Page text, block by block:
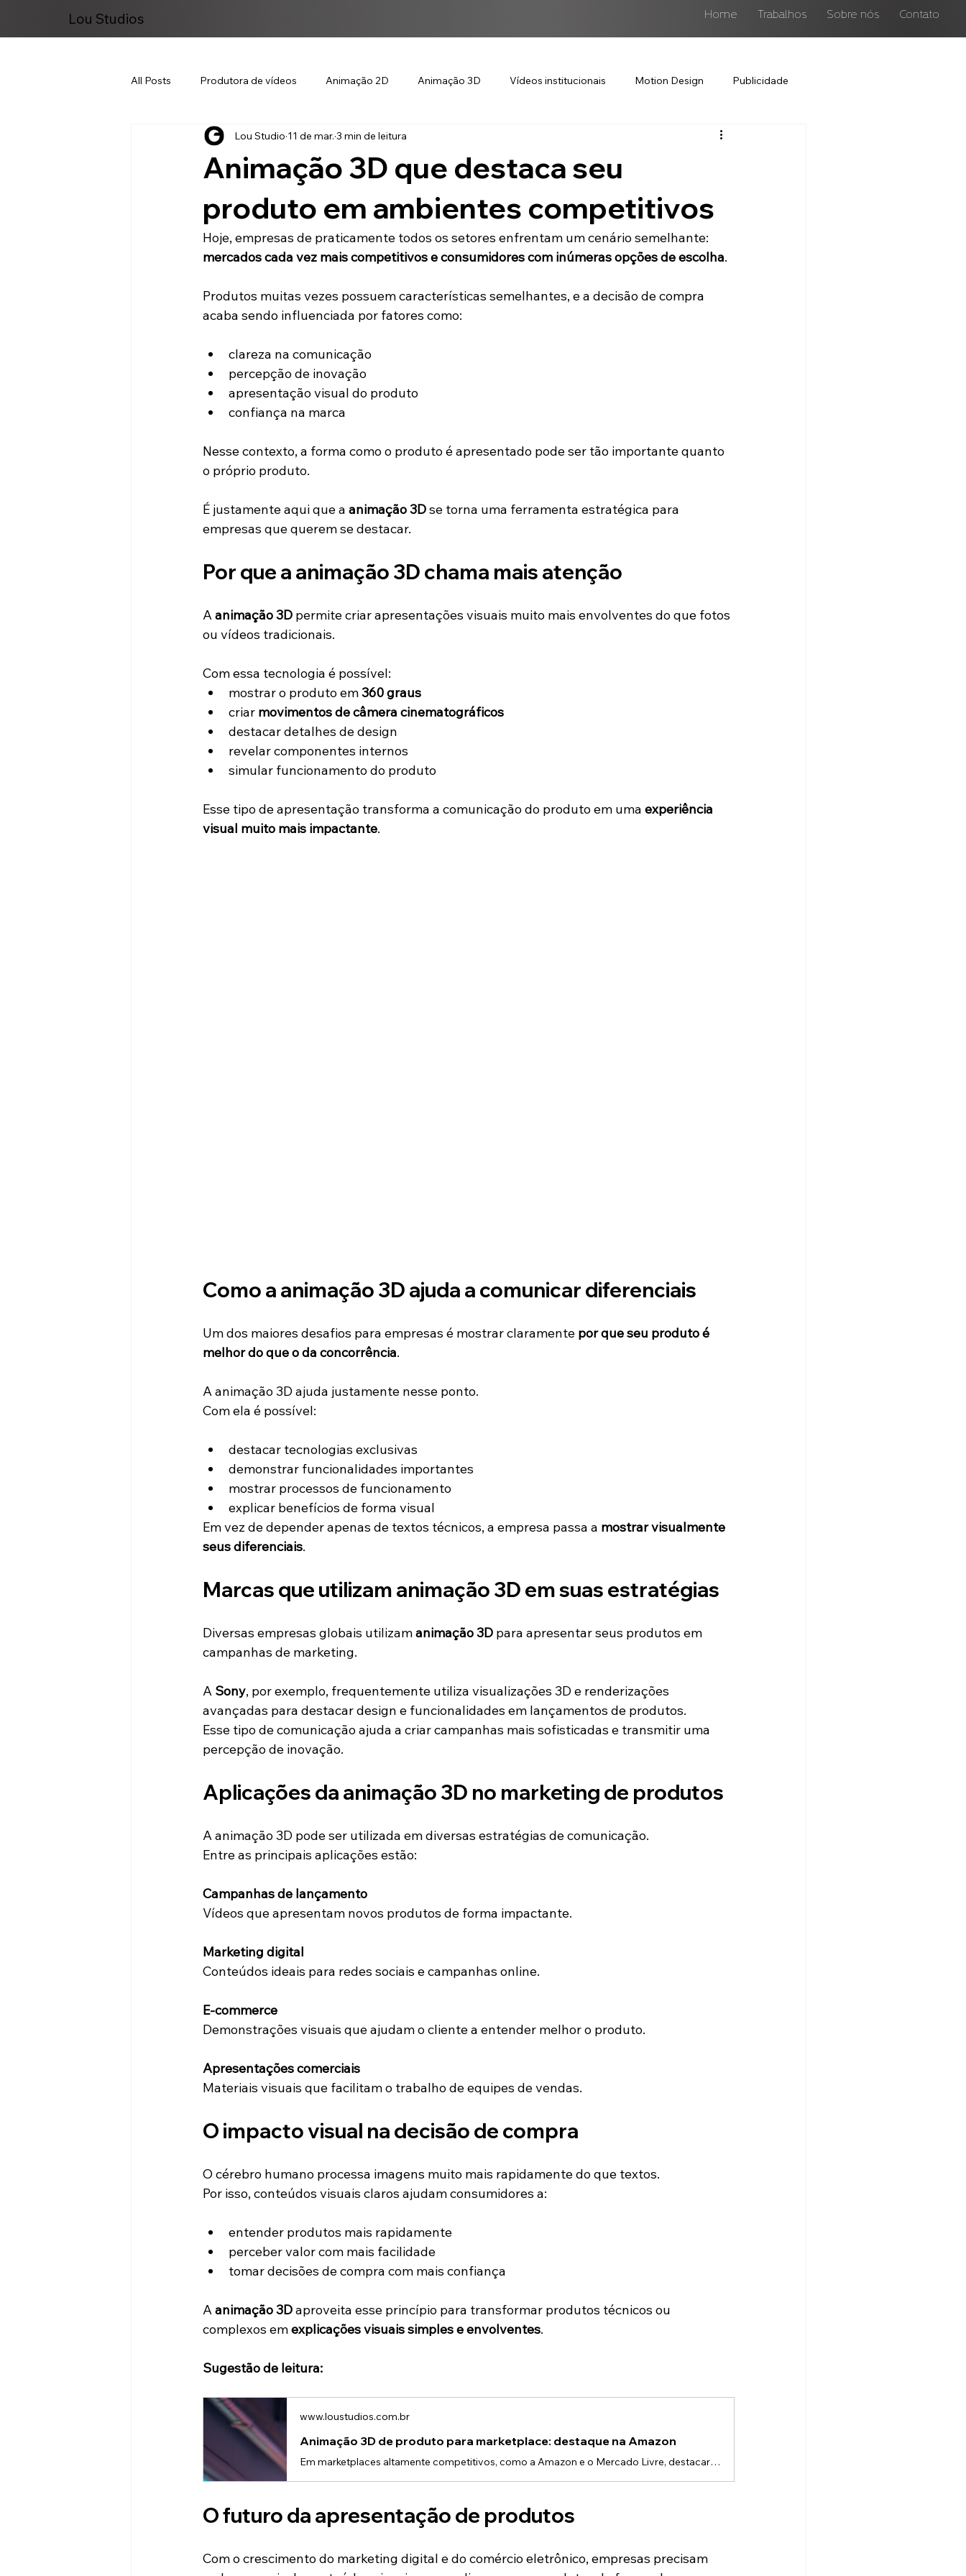
Lou Studios Home Trabalhos Sobre nós Contato
All Posts Produtora de vídeos Animação 2D Animação 3D Vídeos institucionais Motion Design Publicidade
Marketing Digital
Animação 3D que destaca seu
produto em ambientes competitivos
Lou Studio 11 de mar. 3 min de leitura
Hoje, empresas de praticamente todos os setores enfrentam um cenário semelhante:
mercados cada vez mais competitivos e consumidores com inúmeras opções de escolha.
Produtos muitas vezes possuem características semelhantes, e a decisão de compra
acaba sendo influenciada por fatores como:
clareza na comunicação
percepção de inovação
apresentação visual do produto
confiança na marca
Nesse contexto, a forma como o produto é apresentado pode ser tão importante quanto
o próprio produto.
É justamente aqui que a animação 3D se torna uma ferramenta estratégica para
empresas que querem se destacar.
Por que a animação 3D chama mais atenção
A animação 3D permite criar apresentações visuais muito mais envolventes do que fotos
ou vídeos tradicionais.
Com essa tecnologia é possível:
mostrar o produto em 360 graus
criar movimentos de câmera cinematográficos
destacar detalhes de design
revelar componentes internos
simular funcionamento do produto
Esse tipo de apresentação transforma a comunicação do produto em uma experiência
visual muito mais impactante.
Como a animação 3D ajuda a comunicar diferenciais
Um dos maiores desafios para empresas é mostrar claramente por que seu produto é
melhor do que o da concorrência.
A animação 3D ajuda justamente nesse ponto.
Com ela é possível:
destacar tecnologias exclusivas
demonstrar funcionalidades importantes
mostrar processos de funcionamento
explicar benefícios de forma visual
Em vez de depender apenas de textos técnicos, a empresa passa a mostrar visualmente
seus diferenciais.
Marcas que utilizam animação 3D em suas estratégias
Diversas empresas globais utilizam animação 3D para apresentar seus produtos em
campanhas de marketing.
A Sony, por exemplo, frequentemente utiliza visualizações 3D e renderizações
avançadas para destacar design e funcionalidades em lançamentos de produtos.
Esse tipo de comunicação ajuda a criar campanhas mais sofisticadas e transmitir uma
percepção de inovação.
Aplicações da animação 3D no marketing de produtos
A animação 3D pode ser utilizada em diversas estratégias de comunicação.
Entre as principais aplicações estão:
Campanhas de lançamento
Vídeos que apresentam novos produtos de forma impactante.
Marketing digital
Conteúdos ideais para redes sociais e campanhas online.
E-commerce
Demonstrações visuais que ajudam o cliente a entender melhor o produto.
Apresentações comerciais
Materiais visuais que facilitam o trabalho de equipes de vendas.
O impacto visual na decisão de compra
O cérebro humano processa imagens muito mais rapidamente do que textos.
Por isso, conteúdos visuais claros ajudam consumidores a:
entender produtos mais rapidamente
perceber valor com mais facilidade
tomar decisões de compra com mais confiança
A animação 3D aproveita esse princípio para transformar produtos técnicos ou
complexos em explicações visuais simples e envolventes.
Sugestão de leitura:
www.loustudios.com.br
Animação 3D de produto para marketplace: destaque na Amazon
Em marketplaces altamente competitivos, como a Amazon e o Mercado Livre, destacar um produto entre milhares de opções é um dos maiores desafios para marcas e fabricantes.Normalmente, os clientes tomam decisões rápidas baseadas em três fatores principais: • imagens do produto • clareza das informações • confiança na marcaPor isso, cada vez mais empresas estão utilizando animação 3D de produto para marketplace como uma forma de apresentar seus produtos de maneira mais clara, moderna e envolvente.E
O futuro da apresentação de produtos
Com o crescimento do marketing digital e do comércio eletrônico, empresas precisam